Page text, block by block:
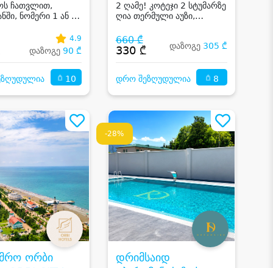
ჩათვლით,
ნომერი 1 ან 2
აუზით
4.9
დაზოგე 90 ₾
10
2 ღამე! კოტეჯი 2 სტუმარზე
ღია თერმული აუზი,
სეირნობა და საბავშო
სივრცეები
660 ₾
330 ₾ დაზოგე 305 ₾
დრო შეზღუდულია 8
ორბი
-28%
დრიმსაიდ